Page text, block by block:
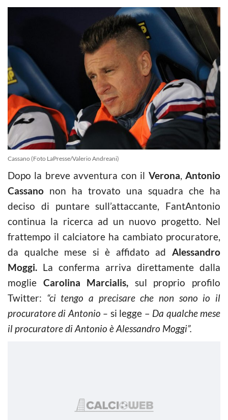
Cassano (Foto LaPresse/Valerio Andreani)
Dopo la breve avventura con il Verona,Antonio
Cassano non ha trovato una squadra che ha
deciso di puntare sull’attaccante, FantAntonio
continua la ricerca ad un nuovo progetto. Nel
frattempo il calciatore ha cambiato procuratore,
da qualche mese si è affidato ad Alessandro
Moggi. La conferma arriva direttamente dalla
moglie Carolina Marcialis, sul proprio profilo
Twitter: “ci tengo a precisare che non sono io il
procuratore di Antonio – si legge – Da qualche mese
il procuratore di Antonio è Alessandro Moggi”.